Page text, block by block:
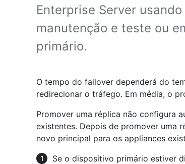
Enterprise Server
manutenção e teste ou
primário.
O tempo do failover dependerá do
redirecionar o tráfego. Em média, o
Promover uma réplica não configura
existentes. Depois de promover uma
novo principal para os appliances
Se o dispositivo primário estiver